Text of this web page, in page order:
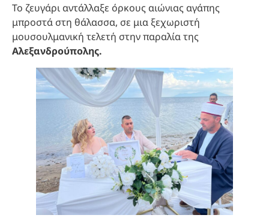
Το ζευγάρι αντάλλαξε όρκους αιώνιας αγάπης
μπροστά στη θάλασσα, σε μια ξεχωριστή
μουσουλμανική τελετή στην παραλία της
Αλεξανδρούπολης.